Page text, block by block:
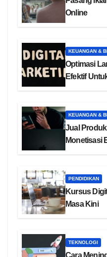
Online
KEUANGAN &
Optimasi
Efektif
KEUANGAN &
Jual
Monetisasi
PENDIDIKAN
Kursus
Masa Kini
TEKNOLOGI
Cara